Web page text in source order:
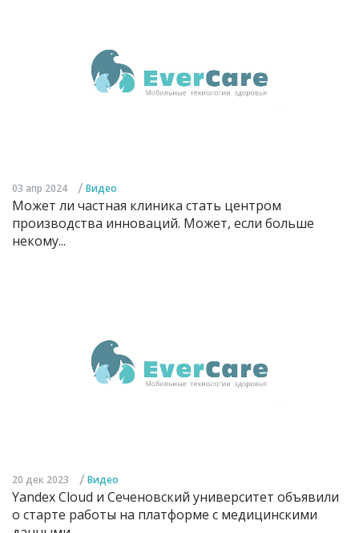
03 апр 2024 / Видео
Может ли частная клиника стать центром
производства инноваций. Может, если больше
некому...
20 дек 2023 / Видео
Yandex Cloud и Сеченовский университет объявили
о старте работы на платформе с медицинскими